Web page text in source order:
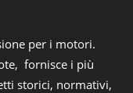
per i motori.
fornisce i più
storici, normativi,